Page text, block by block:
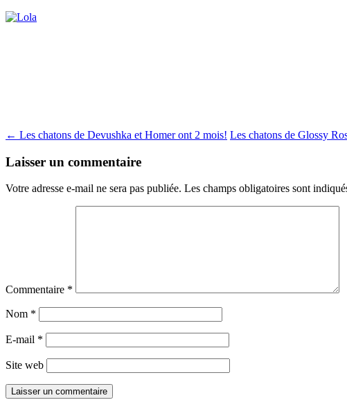
Navigation
des
← Les chatons de Devushka et Homer ont 2 mois! Les chatons de Glossy
Laisser un commentaire
Votre adresse e-mail ne sera pas publiée. Les champs obligatoires sont
Commentaire *
Nom *
E-mail *
Site web